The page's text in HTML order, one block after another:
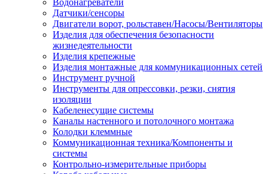
Водонагреватели
Датчики/сенсоры
Двигатели ворот, рольставен/Насосы/Вентиляторы
Изделия для обеспечения безопасности
жизнедеятельности
Изделия крепежные
Изделия монтажные для коммуникационных сетей
Инструмент ручной
Инструменты для опрессовки, резки, снятия
изоляции
Кабеленесущие системы
Каналы настенного и потолочного монтажа
Колодки клеммные
Коммуникационная техника/Компоненты и
системы
Контрольно-измерительные приборы